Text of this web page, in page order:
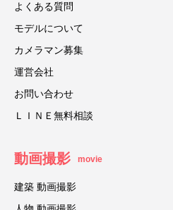
よくある質問
モデルについて
カメラマン募集
運営会社
お問い合わせ
ＬＩＮＥ無料相談
動画撮影 movie
建築 動画撮影